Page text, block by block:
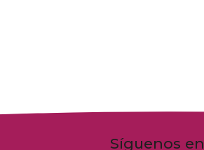
Síguenos en